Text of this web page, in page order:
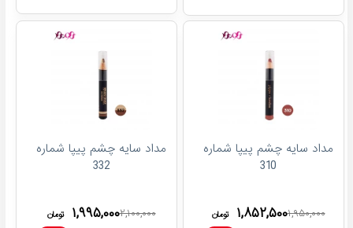
مداد سایه چشم پیپا شماره
310
۱,۹۵۰,۰۰۰۱,۸۵۲,۵۰۰ تومان
مداد سایه چشم پیپا شماره
332
۲,۱۰۰,۰۰۰۱,۹۹۵,۰۰۰ تومان